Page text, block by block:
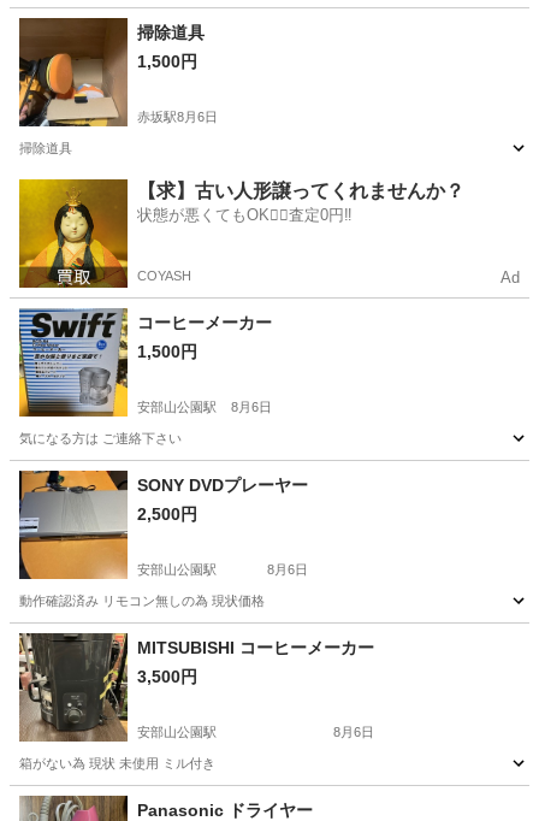
福岡 福岡市 赤坂駅
掃除道具
1,500円
赤坂駅8月6日
掃除道具
赤坂駅 生活家電
【求】古い人形譲ってくれませんか？
状態が悪くてもOK🙆‍♀️査定0円‼️
COYASH Ad
コーヒーメーカー
1,500円
安部山公園駅 8月6日
気になる方は ご連絡下さい
福岡 北九州市 安部山公園駅 キッチン家電
SONY DVDプレーヤー
2,500円
安部山公園駅 8月6日
動作確認済み リモコン無しの為 現状価格
福岡 北九州市 映像プレーヤー、レコーダー
SONY
MITSUBISHI コーヒーメーカー
3,500円
安部山公園駅 8月6日
箱がない為 現状 未使用 ミル付き
福岡 北九州市 安部山公園駅 キッチン家電
Panasonic ドライヤー